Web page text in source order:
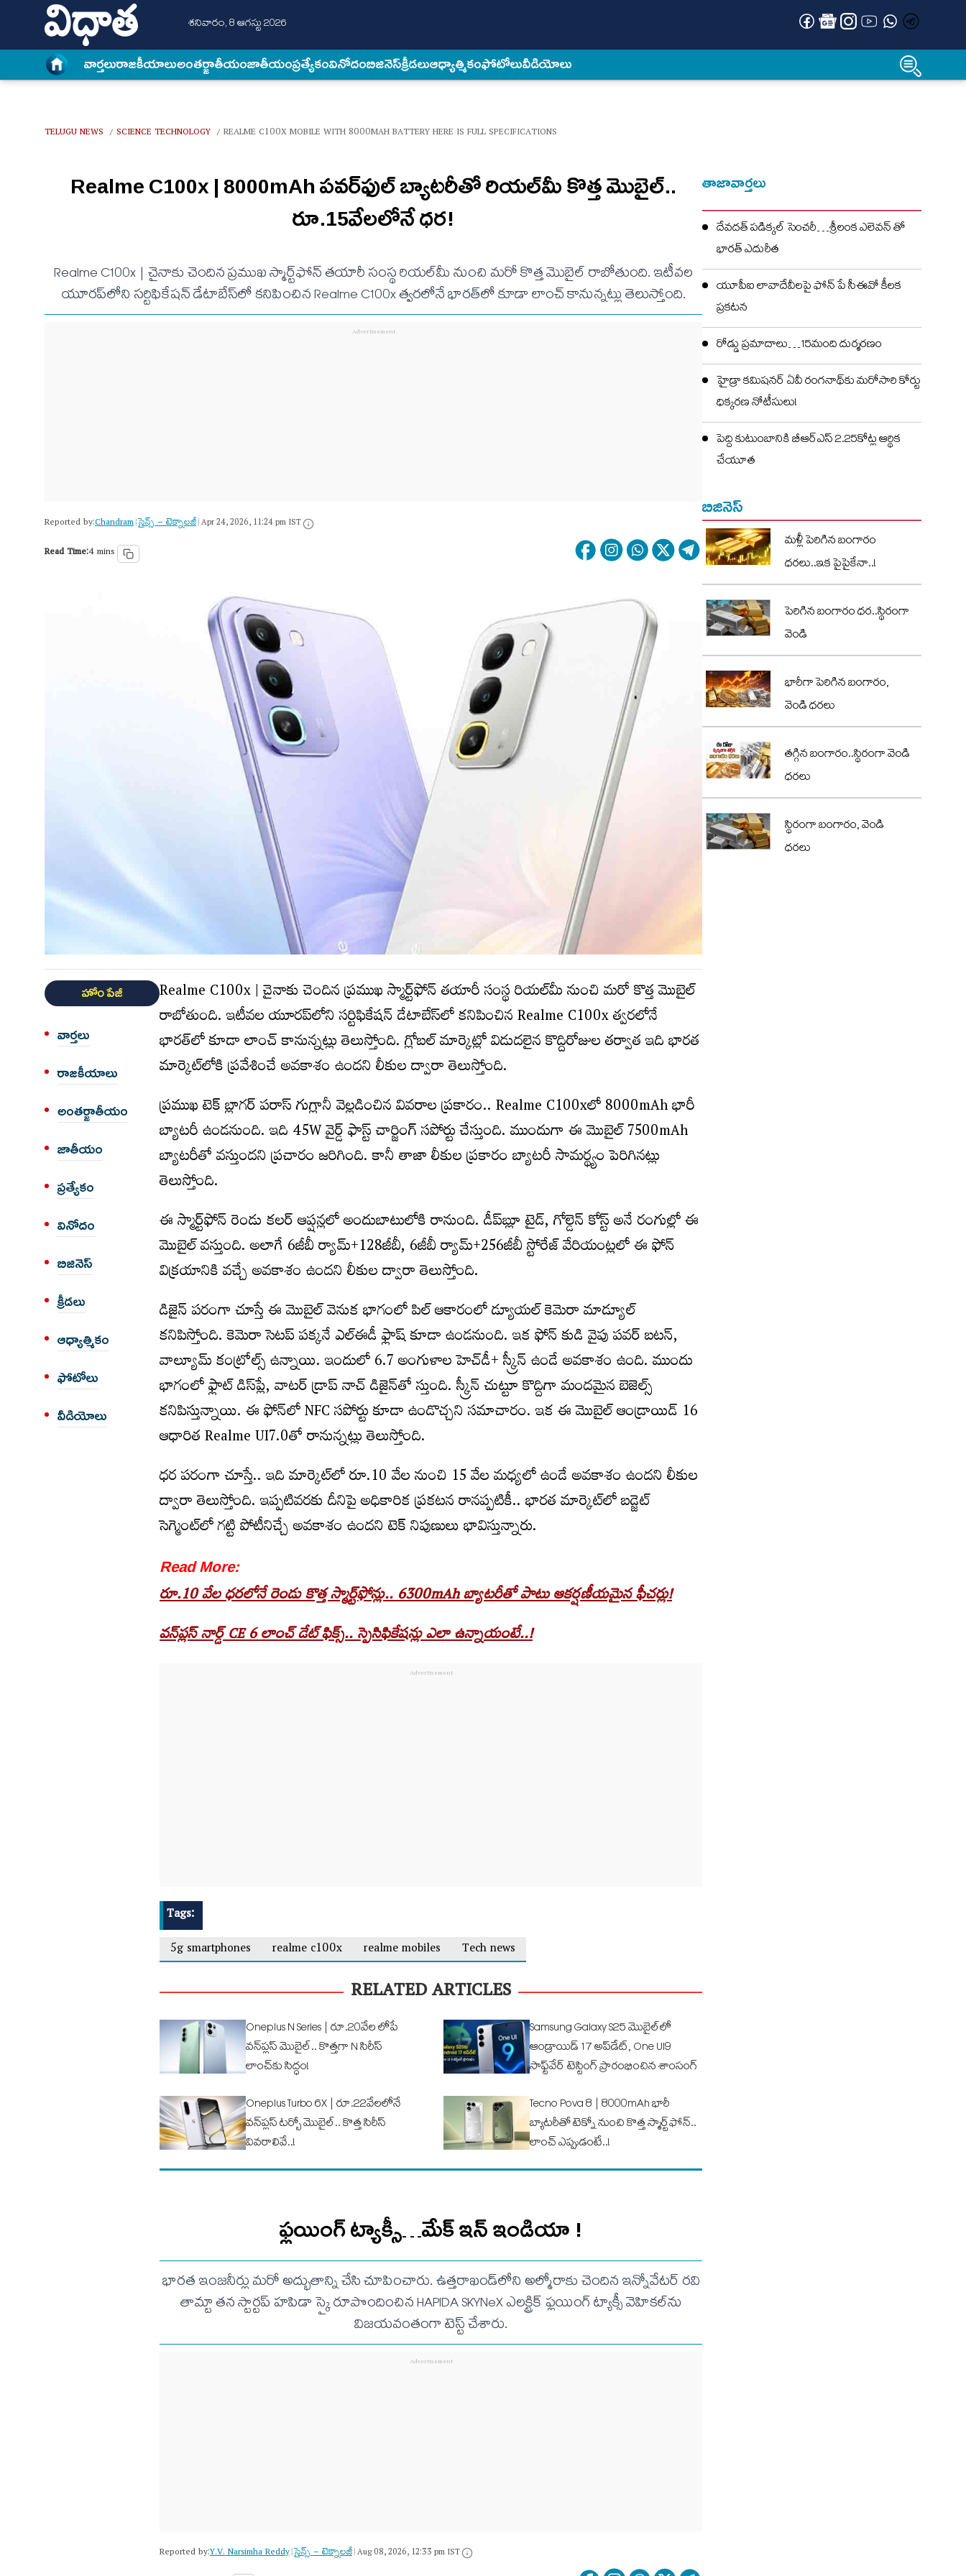
శనివారం, 8 ఆగస్టు 2026
వార్త‌లురాజకీయాలుఅంత‌ర్జాతీయంజాతీయంప్రత్యేకంవినోదంబిజినెస్క్రీడలుఆధ్యాత్మికంఫోటోలువీడియోలు
TELUGU NEWS / SCIENCE TECHNOLOGY / REALME C100X MOBILE WITH 8000MAH BATTERY HERE IS FULL SPECIFICATIONS
Realme C100x | 8000mAh పవర్‌ఫుల్ బ్యాటరీతో రియల్‌మీ కొత్త మొబైల్..
రూ.15వేలలోనే ధర!
Realme C100x | చైనాకు చెందిన ప్రముఖ స్మార్ట్‌ఫోన్ తయారీ సంస్థ రియల్‌మీ నుంచి మరో కొత్త మొబైల్ రాబోతుంది. ఇటీవల
యూరప్‌లోని సర్టిఫికేషన్ డేటాబేస్‌లో కనిపించిన Realme C100x త్వరలోనే భారత్‌లో కూడా లాంచ్ కానున్నట్లు తెలుస్తోంది.
Reported by:Chandram|సైన్స్​ – టెక్నాలజీ|Apr 24, 2026, 11:24 pm IST
Read Time:4 mins
హోం పేజీ
వార్త‌లు
రాజకీయాలు
అంత‌ర్జాతీయం
జాతీయం
ప్రత్యేకం
వినోదం
బిజినెస్
క్రీడలు
ఆధ్యాత్మికం
ఫోటోలు
వీడియోలు
Realme C100x | చైనాకు చెందిన ప్రముఖ స్మార్ట్‌ఫోన్ తయారీ సంస్థ రియల్‌మీ నుంచి మరో కొత్త మొబైల్
రాబోతుంది. ఇటీవల యూరప్‌లోని సర్టిఫికేషన్ డేటాబేస్‌లో కనిపించిన Realme C100x త్వరలోనే
భారత్‌లో కూడా లాంచ్ కానున్నట్లు తెలుస్తోంది. గ్లోబల్ మార్కెట్లో విడుదలైన కొద్దిరోజుల తర్వాత ఇది భారత
మార్కెట్‌లోకి ప్రవేశించే అవకాశం ఉందని లీకుల ద్వారా తెలుస్తోంది.
ప్రముఖ టెక్ బ్లాగర్ పరాస్ గుగ్లానీ వెల్లడించిన వివరాల ప్రకారం.. Realme C100xలో 8000mAh భారీ
బ్యాటరీ ఉండనుంది. ఇది 45W వైర్డ్ ఫాస్ట్ చార్జింగ్ సపోర్టు చేస్తుంది. ముందుగా ఈ మొబైల్ 7500mAh
బ్యాటరీతో వస్తుందని ప్రచారం జరిగింది. కానీ తాజా లీకుల ప్రకారం బ్యాటరీ సామర్థ్యం పెరిగినట్లు
తెలుస్తోంది.
ఈ స్మార్ట్‌ఫోన్ రెండు కలర్ ఆప్షన్లలో అందుబాటులోకి రానుంది. డీప్‌బ్లూ టైడ్, గోల్డెన్ కోస్ట్ అనే రంగుల్లో ఈ
మొబైల్ వస్తుంది. అలాగే 6జీబీ ర్యామ్+128జీబీ, 6జీబీ ర్యామ్+256జీబీ స్టోరేజ్ వేరియంట్లలో ఈ ఫోన్
విక్రయానికి వచ్చే అవకాశం ఉందని లీకుల ద్వారా తెలుస్తోంది.
డిజైన్ పరంగా చూస్తే ఈ మొబైల్ వెనుక భాగంలో పిల్ ఆకారంలో డ్యూయల్ కెమెరా మాడ్యూల్
కనిపిస్తోంది. కెమెరా సెటప్ పక్కనే ఎల్‌ఈడీ ఫ్లాష్ కూడా ఉండనుంది. ఇక ఫోన్ కుడి వైపు పవర్ బటన్,
వాల్యూమ్ కంట్రోల్స్ ఉన్నాయి. ఇందులో 6.7 అంగుళాల హెచ్‌డీ+ స్క్రీన్ ఉండే అవకాశం ఉంది. ముందు
భాగంలో ఫ్లాట్ డిస్‌ప్లే, వాటర్ డ్రాప్ నాచ్ డిజైన్‌తో స్తుంది. స్క్రీన్ చుట్టూ కొద్దిగా మందమైన బెజెల్స్
కనిపిస్తున్నాయి. ఈ ఫోన్‌లో NFC సపోర్టు కూడా ఉండొచ్చని సమాచారం. ఇక ఈ మొబైల్ ఆండ్రాయిడ్ 16
ఆధారిత Realme UI7.0తో రానున్నట్లు తెలుస్తోంది.
ధర పరంగా చూస్తే.. ఇది మార్కెట్‌లో రూ.10 వేల నుంచి 15 వేల మధ్యలో ఉండే అవకాశం ఉందని లీకుల
ద్వారా తెలుస్తోంది. ఇప్పటివరకు దీనిపై అధికారిక ప్రకటన రానప్పటికీ.. భారత మార్కెట్‌లో బడ్జెట్
సెగ్మెంట్‌లో గట్టి పోటీనిచ్చే అవకాశం ఉందని టెక్ నిపుణులు భావిస్తున్నారు.
Read More:
రూ.10 వేల ధరలోనే రెండు కొత్త స్మార్ట్‌ఫోన్లు.. 6300mAh బ్యాటరీతో పాటు ఆకర్షణీయమైన ఫీచర్లు!
వన్‌ప్లస్ నార్డ్ CE 6 లాంచ్ డేట్ ఫిక్స్.. స్పెసిఫికేషన్లు ఎలా ఉన్నాయంటే..!
Tags:
5g smartphones
realme c100x realme mobiles Tech news
RELATED ARTICLES
Oneplus N Series | రూ.20వేల లోపే
వన్‌ప్లస్ మొబైల్.. కొత్తగా N సిరీస్
లాంచ్‌కు సిద్ధం!
Samsung Galaxy S25 మొబైల్‌లో
ఆండ్రాయిడ్ 17 అప్‌డేట్, One UI9
సాఫ్ట్‌వేర్ టెస్టింగ్ ప్రారంభించిన శాంసంగ్
Oneplus Turbo 6X | రూ.22వేలలోనే
వన్‌ప్లస్ టర్బో మొబైల్.. కొత్త సిరీస్
వివరాలివే..!
Tecno Pova 8 | 8000mAh భారీ
బ్యాటరీతో టెక్నో నుంచి కొత్త స్మార్ట్‌ఫోన్..
లాంచ్ ఎప్పుడంటే..!
ఫ్లయింగ్ ట్యాక్సీ…మేక్ ఇన్ ఇండియా !
భారత ఇంజనీర్లు మరో అద్భుతాన్ని చేసి చూపించారు. ఉత్తరాఖండ్‌లోని అల్మోరాకు చెందిన ఇన్నోవేటర్‌ రవి
తామ్టా తన స్టార్టప్‌ హపిడా స్కై రూపొందించిన HAPIDA SKYNeX ఎలక్ట్రిక్‌ ఫ్లయింగ్‌ ట్యాక్సీ వెహికల్‌ను
విజయవంతంగా టెస్ట్‌ చేశారు.
Reported by:Y.V. Narsimha Reddy|సైన్స్​ – టెక్నాలజీ|Aug 08, 2026, 12:33 pm IST
తాజావార్తలు
దేవదత్ పడిక్కల్‌ సెంచరీ…శ్రీలంక ఎలెవన్ తో
భారత్ ఎదురీత
యూపీఐ లావాదేవీలపై ఫోన్ పే సీఈవో కీలక
ప్రకటన
రోడ్డు ప్రమాదాలు…15మంది దుర్మరణం
హైడ్రా కమిషనర్ ఏవీ రంగనాథ్‌కు మరోసారి కోర్టు
ధిక్కరణ నోటీసులు!
పెద్ది కుటుంబానికి బీఆర్ఎస్ 2.25కోట్ల ఆర్థిక
చేయూత
బిజినెస్
మళ్లీ పెరిగిన బంగారం
ధరలు..ఇక పైపైకేనా..!
పెరిగిన బంగారం ధర..స్థిరంగా
వెండి
భారీగా పెరిగిన బంగారం,
వెండి ధరలు
తగ్గిన బంగారం..స్థిరంగా వెండి
ధరలు
స్థిరంగా బంగారం, వెండి
ధరలు